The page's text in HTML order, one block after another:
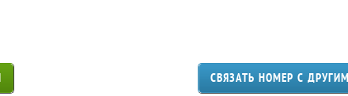
СВЯЗАТЬ НОМЕР С ДРУГИМ